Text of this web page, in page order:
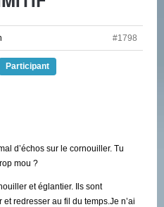
#1798
Participant
d’échos sur le cornouiller. Tu
mou ?
et églantier. Ils sont
redresser au fil du temps.Je n’ai